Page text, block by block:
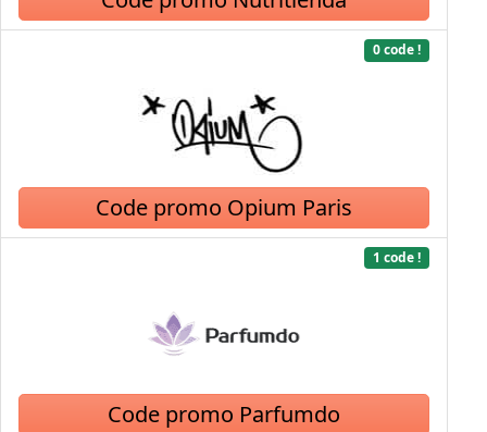
0 code !
Code promo Opium Paris
1 code !
Code promo Parfumdo